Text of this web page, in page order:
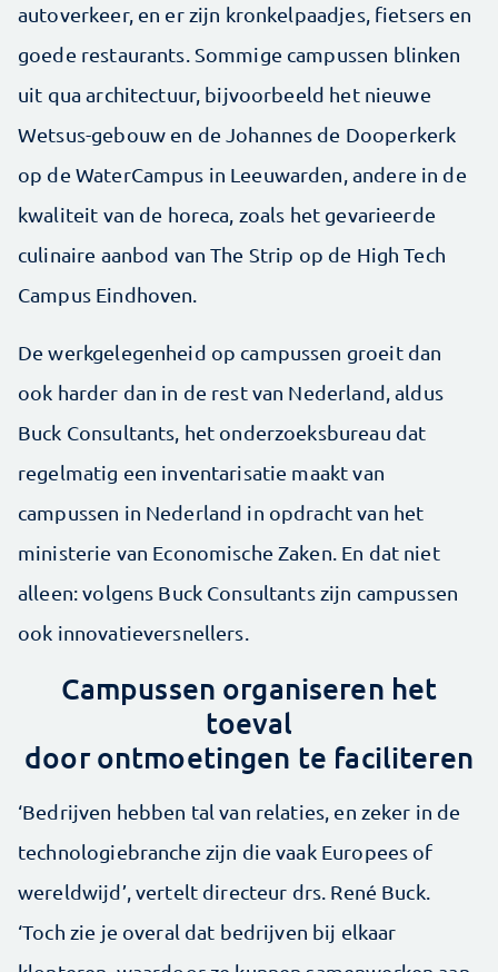
autoverkeer, en er zijn kronkelpaadjes, fietsers en
goede restaurants. Sommige campussen blinken
uit qua architectuur, bijvoorbeeld het nieuwe
Wetsus-gebouw en de Johannes de Dooperkerk
op de WaterCampus in Leeuwarden, andere in de
kwaliteit van de horeca, zoals het gevarieerde
culinaire aanbod van The Strip op de High Tech
Campus Eindhoven.
De werkgelegenheid op campussen groeit dan
ook harder dan in de rest van Nederland, aldus
Buck Consultants, het onderzoeksbureau dat
regelmatig een inventarisatie maakt van
campussen in Nederland in opdracht van het
ministerie van Economische Zaken. En dat niet
alleen: volgens Buck Consultants zijn campussen
ook innovatieversnellers.
Campussen organiseren het
toeval
door ontmoetingen te faciliteren
‘Bedrijven hebben tal van relaties, en zeker in de
technologiebranche zijn die vaak Europees of
wereldwijd’, vertelt directeur drs. René Buck.
‘Toch zie je overal dat bedrijven bij elkaar